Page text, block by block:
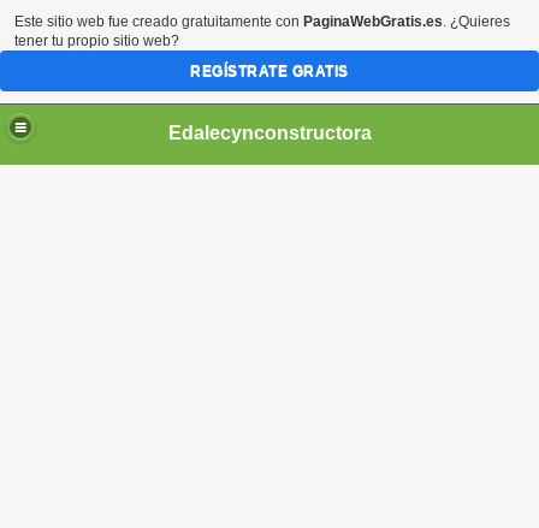
Edalecynconstructora
Este sitio web fue creado gratuitamente con PaginaWebGratis.es. ¿Quieres
tener tu propio sitio web?
REGÍSTRATE GRATIS